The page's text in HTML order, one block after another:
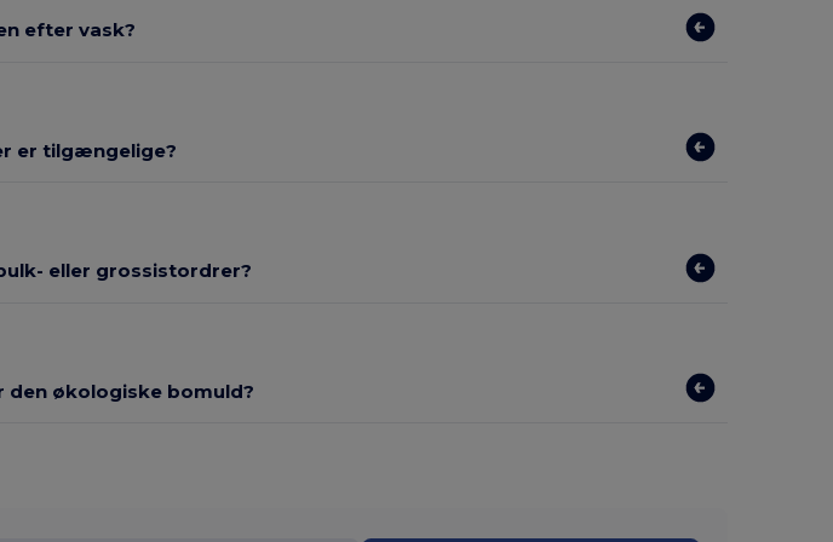
efter vask?
er tilgængelige?
eller grossistordrer?
den økologiske bomuld?